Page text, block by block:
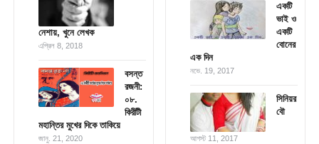
নেশায়, খুনে লেখক
এপ্রিল 8, 2018
বসন্ত
রজনী:
০৮.
কিরীটী
মহান্তির মুখের দিকে তাকিয়ে
জানু. 21, 2020
একটি
ভাই ও
একটি
বোনের
এক দিন
নভে. 19, 2017
সিনিয়র
বৌ
আগস্ট 11, 2017